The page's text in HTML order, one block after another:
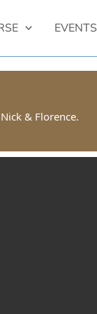
EVENTS
& Florence.